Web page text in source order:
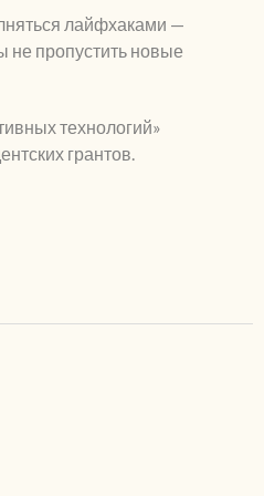
лайфхаками —
не пропустить новые
технологий»
грантов.